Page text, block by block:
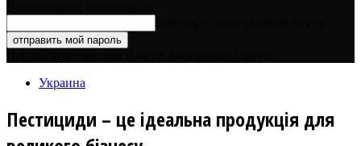
Украина
Пестициди – це ідеальна продукція для